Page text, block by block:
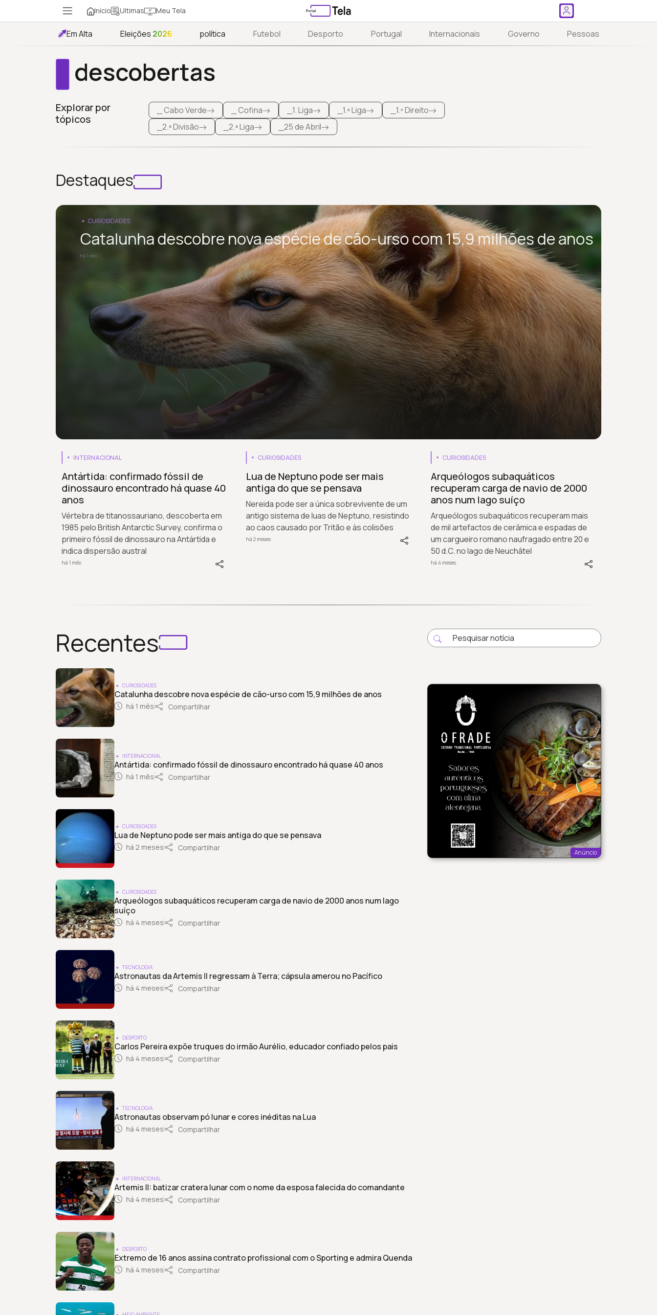
Início Ultimas Meu Tela
Em Alta Eleições 2026 política Futebol Desporto Portugal Internacionais Governo Pessoas
descobertas
Explorar por
tópicos
_ Cabo Verde _ Cofina _1. Liga _1.ª Liga
_1.º Direito
_2.ª Divisão
_2.ª Liga _25 de Abril
Destaques
CURIOSIDADES
Catalunha descobre nova espécie de cão-urso com 15,9 milhões de anos
há 1 mês
INTERNACIONAL
Antártida: confirmado fóssil de
dinossauro encontrado há quase 40
anos
Vértebra de titanossauriano, descoberta em
1985 pelo British Antarctic Survey, confirma o
primeiro fóssil de dinossauro na Antártida e
indica dispersão austral
há 1 mês
CURIOSIDADES
Lua de Neptuno pode ser mais
antiga do que se pensava
Nereida pode ser a única sobrevivente de um
antigo sistema de luas de Neptuno, resistindo
ao caos causado por Tritão e às colisões
há 2 meses
CURIOSIDADES
Arqueólogos subaquáticos
recuperam carga de navio de 2000
anos num lago suíço
Arqueólogos subaquáticos recuperam mais
de mil artefactos de cerâmica e espadas de
um cargueiro romano naufragado entre 20 e
50 d.C. no lago de Neuchâtel
há 4 meses
Recentes
Anúncio
CURIOSIDADES
Catalunha descobre nova espécie de cão-urso com 15,9 milhões de anos
há 1 mês Compartilhar
INTERNACIONAL
Antártida: confirmado fóssil de dinossauro encontrado há quase 40 anos
há 1 mês Compartilhar
CURIOSIDADES
Lua de Neptuno pode ser mais antiga do que se pensava
há 2 meses Compartilhar
CURIOSIDADES
Arqueólogos subaquáticos recuperam carga de navio de 2000 anos num lago
suíço
há 4 meses Compartilhar
TECNOLOGIA
Astronautas da Artemis II regressam à Terra; cápsula amerou no Pacífico
há 4 meses Compartilhar
DESPORTO
Carlos Pereira expõe truques do irmão Aurélio, educador confiado pelos pais
há 4 meses Compartilhar
TECNOLOGIA
Astronautas observam pó lunar e cores inéditas na Lua
há 4 meses Compartilhar
INTERNACIONAL
Artemis II: batizar cratera lunar com o nome da esposa falecida do comandante
há 4 meses Compartilhar
DESPORTO
Extremo de 16 anos assina contrato profissional com o Sporting e admira Quenda
há 4 meses Compartilhar